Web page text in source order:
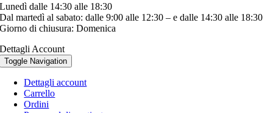
Lunedì dalle 14:30 alle 18:30
Dal martedì al sabato: dalle 9:00 alle 12:30 – e dalle 14:30 alle 18:30
Giorno di chiusura: Domenica
Dettagli Account
Toggle Navigation
Dettagli account
Carrello
Ordini